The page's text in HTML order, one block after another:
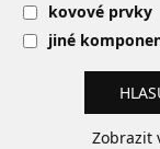
kovové prvky
jiné
Zobrazit